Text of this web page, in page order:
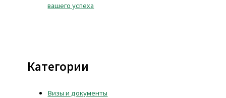
вашего успеха
Категории
Визы и документы